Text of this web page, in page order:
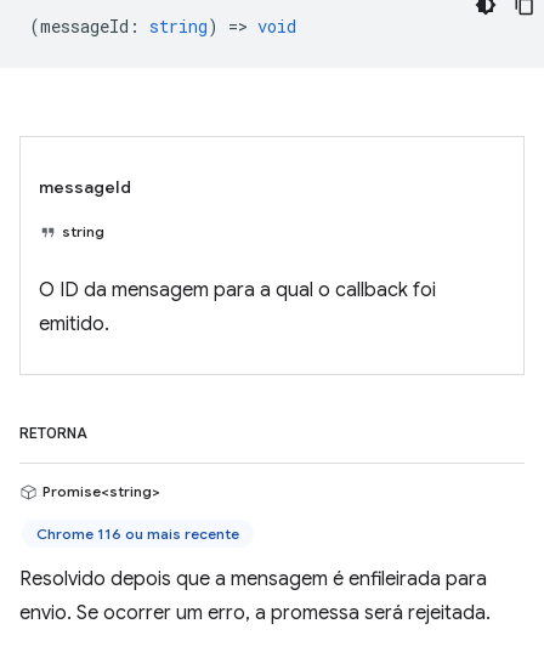
(messageId : string) => void
messageId
string
O ID da mensagem para a qual o callback foi
emitido.
RETORNA
Promise<string>
Chrome 116 ou mais recente
Resolvido depois que a mensagem é enfileirada para
envio. Se ocorrer um erro, a promessa será rejeitada.